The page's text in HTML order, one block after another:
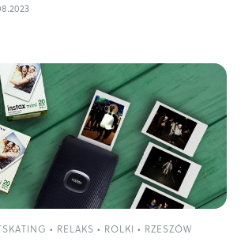
• RELAKS • ROLKI • RZESZÓW